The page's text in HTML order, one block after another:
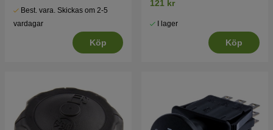
Best. vara. Skickas om 2-5
vardagar
Köp
121 kr
I lager
Köp